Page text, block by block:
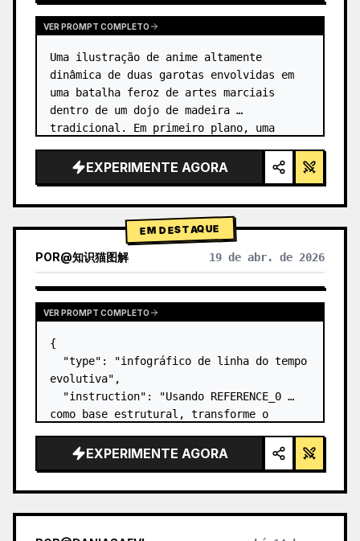
VER PROMPT COMPLETO
Uma ilustração de anime altamente
dinâmica de duas garotas envolvidas em
uma batalha feroz de artes marciais
dentro de um dojo de madeira
tradicional. Em primeiro plano, uma
hair" default="cabelo preto em um coque
alto co…
EXPERIMENTE AGORA
EM DESTAQUE
POR@知识猫图解 19 de abr. de 2026
VER PROMPT COMPLETO
{
  "type": "infográfico de linha do tempo
evolutiva",
  "instruction": "Usando REFERENCE_0
como base estrutural, transforme o
3D altamente realista. Substitua as
rampas lisas por degraus de pedra
EXPERIMENTE AGORA